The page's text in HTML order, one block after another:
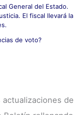
General del Estado.
El fiscal llevará la
de voto?
de